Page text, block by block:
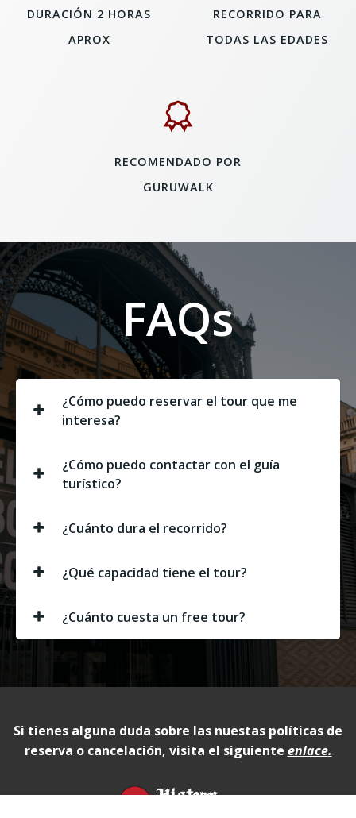
DURACIÓN 2 HORAS
APROX
RECORRIDO PARA
TODAS LAS EDADES
RECOMENDADO POR
GURUWALK
FAQs
¿Cómo puedo reservar el tour que me
interesa?
¿Cómo puedo contactar con el guía
turístico?
¿Cuánto dura el recorrido?
¿Qué capacidad tiene el tour?
¿Cuánto cuesta un free tour?
Si tienes alguna duda sobre las nuestas políticas de
reserva o cancelación, visita el siguiente enlace.